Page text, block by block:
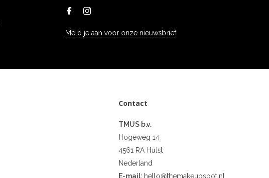
Meld je aan voor onze nieuwsbrief
Contact
TMUS b.v.
Hogeweg 14
4561 RA Hulst
Nederland
E-mail: hello@themakeupspot.nl